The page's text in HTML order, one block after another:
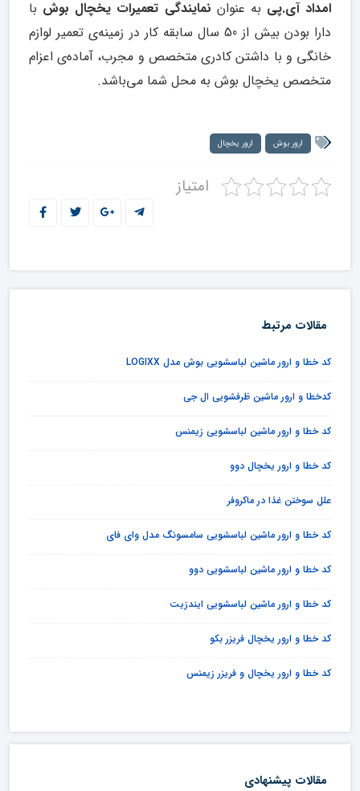
امداد آی.پی به عنوان نمایندگی تعمیرات یخچال بوش با
دارا بودن بیش از 50 سال سابقه کار در زمینه‌ی تعمیر لوازم
خانگی و با داشتن کادری متخصص و مجرب، آماده‌ی اعزام
متخصص یخچال بوش به محل شما می‌باشد.
ارور بوش ارور یخچال
امتیاز
مقالات مرتبط
کد خطا و ارور ماشین لباسشویی بوش مدل LOGIXX
کدخطا و ارور ماشین ظرفشویی ال جی
کد خطا و ارور ماشین لباسشویی زیمنس
کد خطا و ارور یخچال دوو
علل سوختن غذا در ماکروفر
کد خطا و ارور ماشین لباسشویی سامسونگ مدل وای فای
کد خطا و ارور ماشین لباسشویی دوو
کد خطا و ارور ماشین لباسشویی ایندزیت
کد خطا و ارور یخچال فریزر بکو
کد خطا و ارور یخچال و فریزر زیمنس
مقالات پیشنهادی